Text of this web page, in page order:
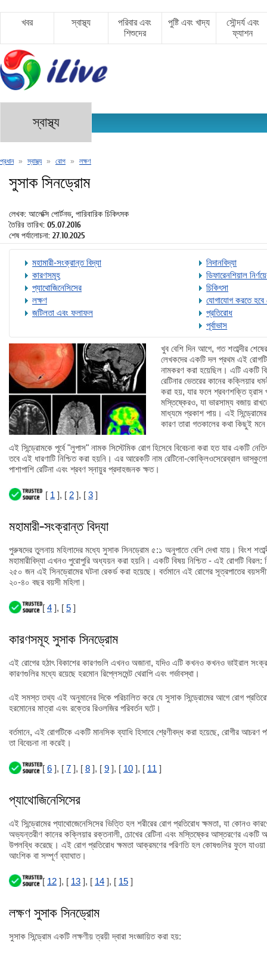
খবর স্বাস্থ্য
পরিবার এবং
শিশুদের
পুষ্টি এবং খাদ্য
সৌন্দর্য এবং
ফ্যাশন
স্বাস্থ্য
প্রধান » স্বাস্থ্য » রোগ » লক্ষণ
সুসাক সিনড্রোম
লেখক: আলেক্সি পোর্টনভ, পারিবারিক চিকিৎসক
তৈরির তারিখ: 05.07.2016
শেষ পর্যালোচনা: 27.10.2025
মহামারী-সংক্রান্ত বিদ্যা
কারণসমূহ
প্যাথোজিনেসিসের
লক্ষণ
জটিলতা এবং ফলাফল
নিদানবিদ্যা
ডিফারেনশিয়াল
চিকিৎসা
যোগাযোগ করতে
প্রতিরোধ
পূর্বাভাস
খুব বেশি দিন আগে, গত শতাব্দীর
লেখকদের একটি দল প্রথম এই রোগটির
নামকরণ করা হয়েছিল। এটি একটি
রেটিনার ভেতরের কানের কক্লিয়ার
করা হয়, যার ফলে শ্রবণশক্তি হ্রাস
মস্তিষ্কেরও, যা ভারসাম্য বজায়
মাধ্যমে প্রকাশ পায়। এই সিন্ড্রোমের
কারণ তারা গতকালের কথা কিছুই মনে
এই সিন্ড্রোমকে পূর্বে "লুপাস" নামক সিস্টেমিক রোগ হিসেবে বিবেচনা করা হত যার একটি
তবে এই ধারণাটি নিশ্চিত করা হয়নি। এর আরেকটি নাম রেটিনো-কোক্লিওসেরেব্রাল
পাশাপাশি রেটিনা এবং শ্রবণ স্নায়ুর প্রদাহজনক ক্ষত।
[ 1 ], [ 2 ], [ 3 ]
মহামারী-সংক্রান্ত বিদ্যা
পুরুষদের তুলনায় মহিলাদের মধ্যে সুসাক সিনড্রোম ৫:১ অনুপাতে বেশি দেখা যায়। বিংশ
মহামারীবিদ্যা এখনও পুরোপুরি অধ্যয়ন করা হয়নি। একটি বিষয় নিশ্চিত - এই রোগটি
২৫০ জন এই সিনড্রোমের ঘটনা রেকর্ড করা হয়েছে। বর্তমানে এই রোগের সূত্রপাতের
২০-৪০ বছর বয়সী মহিলা।
[ 4 ], [ 5 ]
কারণসমূহ সুসাক সিনড্রোম
এই রোগের হঠাৎ বিকাশের কারণগুলি এখনও অজানা, যদিও এটি কখনও কখনও ভাইরাল
কারণগুলির মধ্যে রয়েছে হরমোন রিপ্লেসমেন্ট থেরাপি এবং গর্ভাবস্থা।
এই সমস্ত তথ্য এই অনুমানের দিকে পরিচালিত করে যে সুসাক সিন্ড্রোমের আগে রোগ
হরমোনের মাত্রা এবং রক্তের রিওলজির পরিবর্তন ঘটে।
বর্তমানে, এই রোগটিকে একটি মানসিক ব্যাধি হিসাবে শ্রেণীবদ্ধ করা হয়েছে, রোগীর
তা বিবেচনা না করেই।
[ 6 ], [ 7 ], [ 8 ], [ 9 ], [ 10 ], [ 11 ]
প্যাথোজিনেসিসের
এই সিন্ড্রোমের প্যাথোজেনেসিসের ভিত্তি হল শরীরের রোগ প্রতিরোধ ক্ষমতা, যা কোনও
অভ্যন্তরীণ কানের কক্লিয়ার রক্তনালী, চোখের রেটিনা এবং মস্তিষ্কের আস্তরণের একটি
উপলব্ধি করেছে। এই রোগ প্রতিরোধ ক্ষমতা আক্রমণের পরিণতি হল কোষগুলির ফুলে যাওয়া
আংশিক বা সম্পূর্ণ ব্যাঘাত।
[ 12 ], [ 13 ], [ 14 ], [ 15 ]
লক্ষণ সুসাক সিনড্রোম
সুসাক সিন্ড্রোম একটি লক্ষণীয় ত্রয়ী দ্বারা সংজ্ঞায়িত করা হয়: